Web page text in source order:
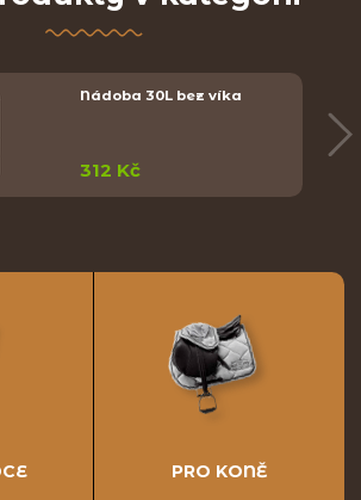
Nádoba 30L bez víka
312 Kč
PRO KONĚ